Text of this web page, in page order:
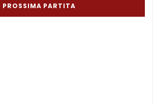
PROSSIMA PARTITA